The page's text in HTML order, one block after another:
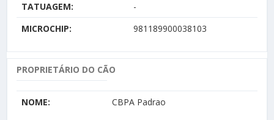
TATUAGEM:
-
MICROCHIP:
981189900038103
PROPRIETÁRIO DO CÃO
NOME: CBPA Padrao